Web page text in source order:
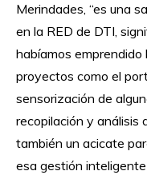
Merindades, “es una
en la RED de DTI,
habíamos
proyectos como el
sensorización de
recopilación y análisis
también un acicate
esa gestión